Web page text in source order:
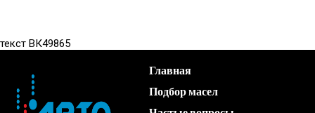
текст ВК49865
Главная
Подбор масел